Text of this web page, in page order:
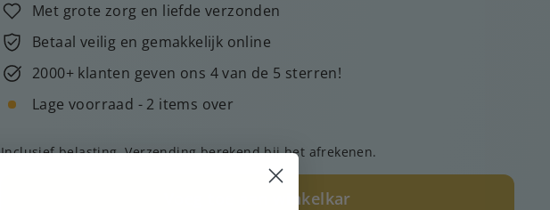
Met grote zorg en liefde verzonden
Betaal veilig en gemakkelijk online
2000+ klanten geven ons 4 van de 5 sterren!
Lage voorraad - 2 items over
Inclusief belasting.Verzendingberekend bij het afrekenen.
Voeg toe aan winkelkar